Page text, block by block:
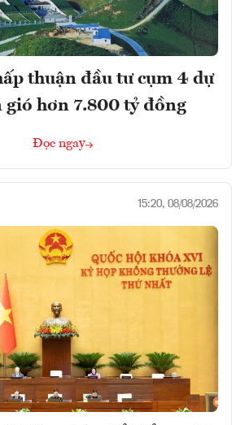
thuận đầu tư cụm 4 dự
gió hơn 7.800 tỷ đồng
Đọc ngay
15:20, 08/08/2026